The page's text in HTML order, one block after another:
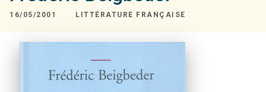
16/05/2001 LITTÉRATURE FRANÇAISE